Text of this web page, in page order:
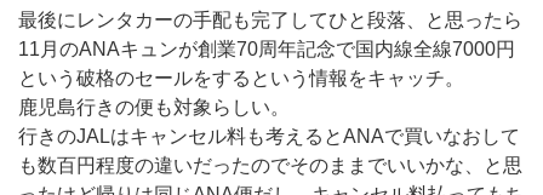
最後にレンタカーの手配も完了してひと段落、と思ったら
11月のANAキュンが創業70周年記念で国内線全線7000円
という破格のセールをするという情報をキャッチ。
鹿児島行きの便も対象らしい。
行きのJALはキャンセル料も考えるとANAで買いなおして
も数百円程度の違いだったのでそのままでいいかな、と思